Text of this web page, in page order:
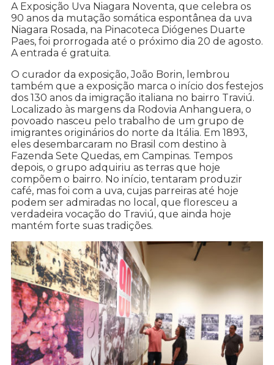
A Exposição Uva Niagara Noventa, que celebra os
90 anos da mutação somática espontânea da uva
Niagara Rosada, na Pinacoteca Diógenes Duarte
Paes, foi prorrogada até o próximo dia 20 de agosto.
A entrada é gratuita.
O curador da exposição, João Borin, lembrou
também que a exposição marca o início dos festejos
dos 130 anos da imigração italiana no bairro Traviú.
Localizado às margens da Rodovia Anhanguera, o
povoado nasceu pelo trabalho de um grupo de
imigrantes originários do norte da Itália. Em 1893,
eles desembarcaram no Brasil com destino à
Fazenda Sete Quedas, em Campinas. Tempos
depois, o grupo adquiriu as terras que hoje
compõem o bairro. No início, tentaram produzir
café, mas foi com a uva, cujas parreiras até hoje
podem ser admiradas no local, que floresceu a
verdadeira vocação do Traviú, que ainda hoje
mantém forte suas tradições.